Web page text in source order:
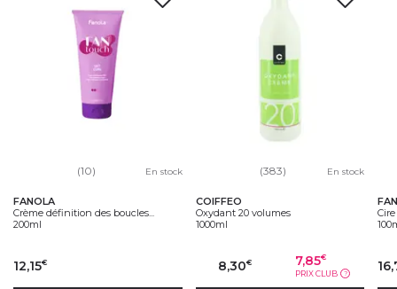
(10) En stock
FANOLA
Crème définition des boucles...
200ml
12,15€
(383) En stock
COIFFEO
Oxydant 20 volumes
1000ml
8,30€ 7,85€
PRIX CLUB ?